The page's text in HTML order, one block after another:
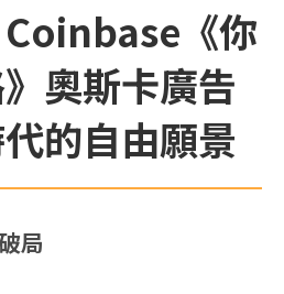
《你
奧斯卡廣告
的自由願景
局